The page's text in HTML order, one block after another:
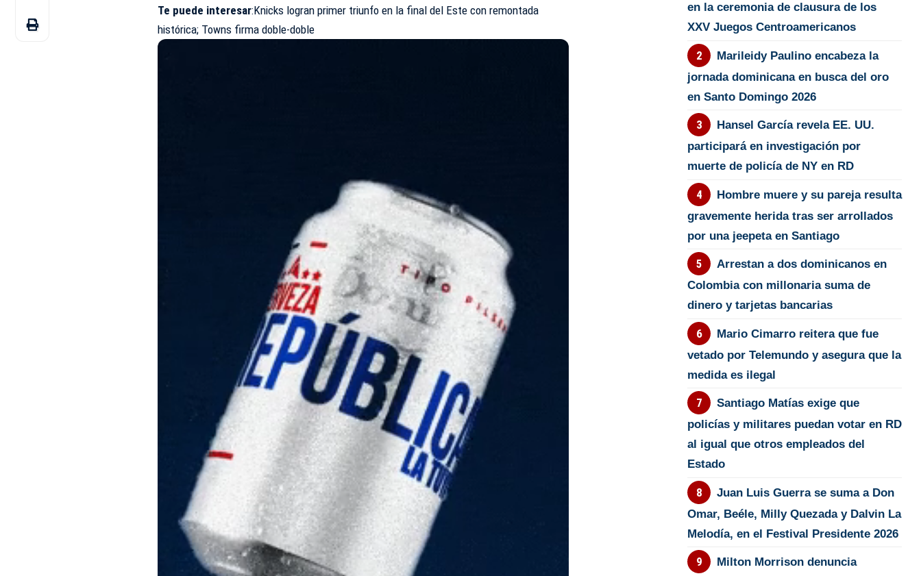
Te puede interesar:Knicks logran primer triunfo en la final del Este con remontada
histórica; Towns firma doble-doble
en la ceremonia de clausura de los
XXV Juegos Centroamericanos
Marileidy Paulino encabeza la
jornada dominicana en busca del oro
en Santo Domingo 2026
Hansel García revela EE. UU.
participará en investigación por
muerte de policía de NY en RD
Hombre muere y su pareja resulta
gravemente herida tras ser arrollados
por una jeepeta en Santiago
Arrestan a dos dominicanos en
Colombia con millonaria suma de
dinero y tarjetas bancarias
Mario Cimarro reitera que fue
vetado por Telemundo y asegura que la
medida es ilegal
Santiago Matías exige que
policías y militares puedan votar en RD
al igual que otros empleados del
Estado
Juan Luis Guerra se suma a Don
Omar, Beéle, Milly Quezada y Dalvin La
Melodía, en el Festival Presidente 2026
Milton Morrison denuncia